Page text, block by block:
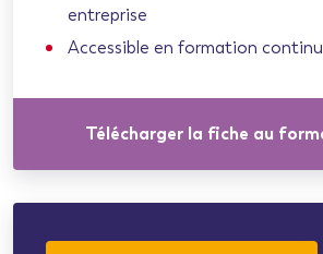
entreprise
Accessible en formation
Télécharger la fiche au